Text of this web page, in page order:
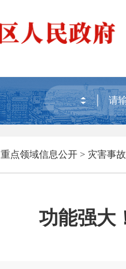
重点领域信息公开 > 灾害事
功能强大